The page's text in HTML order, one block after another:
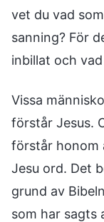
vet du vad
sanning? För
inbillat och
Vissa
förstår Jesus.
förstår honom
Jesu ord. Det
grund av
som har sagts